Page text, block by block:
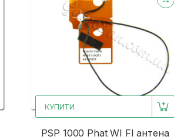
КУПИТИ
PSP 1000 Phat WI FI антена